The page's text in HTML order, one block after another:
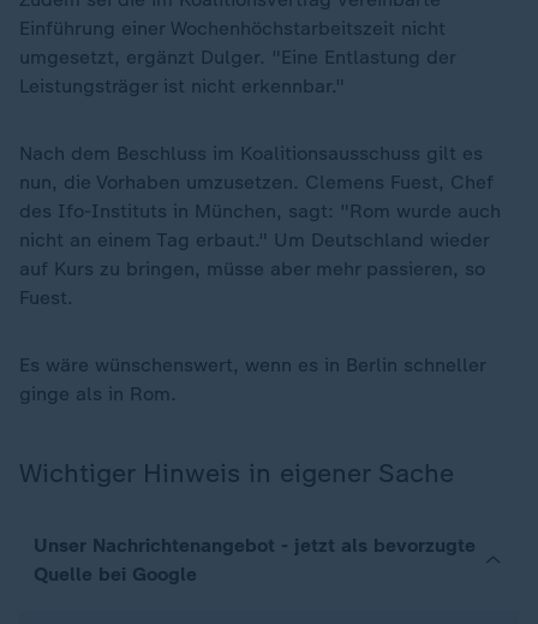
Einführung einer Wochenhöchstarbeitszeit nicht
umgesetzt, ergänzt Dulger. "Eine Entlastung der
Leistungsträger ist nicht erkennbar."
Nach dem Beschluss im Koalitionsausschuss gilt es
nun, die Vorhaben umzusetzen. Clemens Fuest, Chef
des Ifo-Instituts in München, sagt: "Rom wurde auch
nicht an einem Tag erbaut." Um Deutschland wieder
auf Kurs zu bringen, müsse aber mehr passieren, so
Fuest.
Es wäre wünschenswert, wenn es in Berlin schneller
ginge als in Rom.
Wichtiger Hinweis in eigener Sache
Unser Nachrichtenangebot - jetzt als bevorzugte
Quelle bei Google